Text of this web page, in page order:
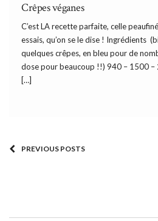
Crêpes véganes
C’est LA recette parfaite, celle
essais, qu’on se le dise ! Ingrédients
quelques crêpes, en bleu pour de
dose pour beaucoup !!) 940 – 1500 –
[…]
PREVIOUS POSTS